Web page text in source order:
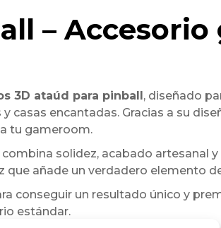
–
3D ataúd para pinball, diseñado
encantadas. Gracias a su
tu gameroom.
solidez, acabado artesanal
añade un verdadero elemento
conseguir un resultado único y
estándar.